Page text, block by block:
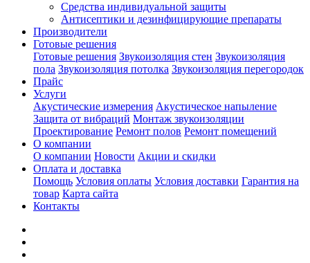
Средства индивидуальной защиты
Антисептики и дезинфицирующие препараты
Производители
Готовые решения
Готовые решения Звукоизоляция стен Звукоизоляция
пола Звукоизоляция потолка Звукоизоляция перегородок
Прайс
Услуги
Акустические измерения Акустическое напыление
Защита от вибраций Монтаж звукоизоляции
Проектирование Ремонт полов Ремонт помещений
О компании
О компании Новости Акции и скидки
Оплата и доставка
Помощь Условия оплаты Условия доставки Гарантия на
товар Карта сайта
Контакты